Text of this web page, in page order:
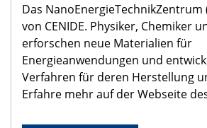
Das NanoEnergieTechnikZentrum
von CENIDE. Physiker, Chemiker
erforschen neue Materialien für
Energieanwendungen und
Verfahren für deren Herstellung
Erfahre mehr auf der Webseite